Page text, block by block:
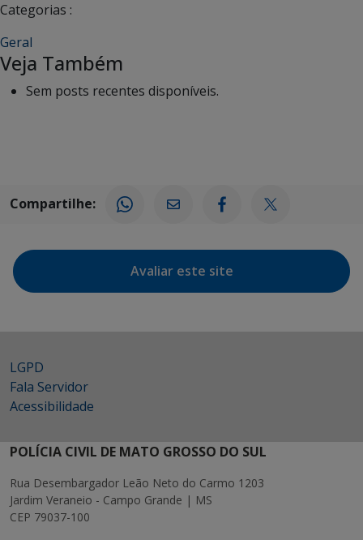
Categorias :
Geral
Veja Também
Sem posts recentes disponíveis.
Compartilhe:
Avaliar este site
LGPD
Fala Servidor
Acessibilidade
POLÍCIA CIVIL DE MATO GROSSO DO SUL
Rua Desembargador Leão Neto do Carmo 1203
Jardim Veraneio - Campo Grande | MS
CEP 79037-100